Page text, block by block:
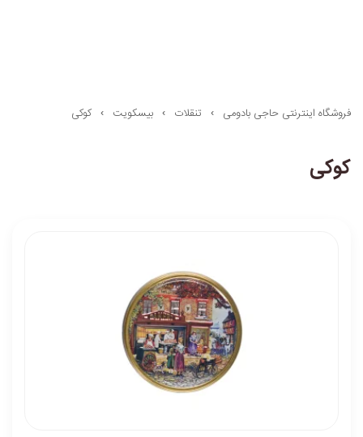
فروشگاه اینترنتی حاجی بادومی تنقلات بیسکویت کوکی
کوکی